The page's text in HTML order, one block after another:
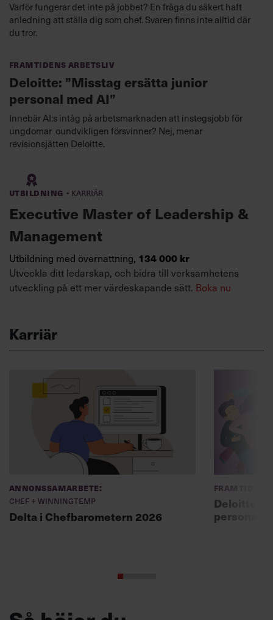
Varför fungerar det inte på jobbet? En fråga du säkert haft
anledning att ställa dig som chef. Svaren finns inte alltid där
du tror.
Framtidens arbetsliv
Deloitte: ”Misstag ersätta junior
personal med AI”
Innebär AI:s intåg på arbetsmarknaden att instegsjobb för
ungdomar oundvikligen försvinner? Nej, menar
revisionsjätten Deloitte.
Utbildning · Karriär
Executive Master of Leadership &
Management
Utbildning med övernattning, 134 000 kr
Utveckla ditt ledarskap, och bidra till verksamhetens
utveckling på ett mer värdeskapande sätt. Boka nu
Karriär
Annonssamarbete:
Chef + Winningtemp
Delta i Chefbarometern 2026
Deloitte:
personal